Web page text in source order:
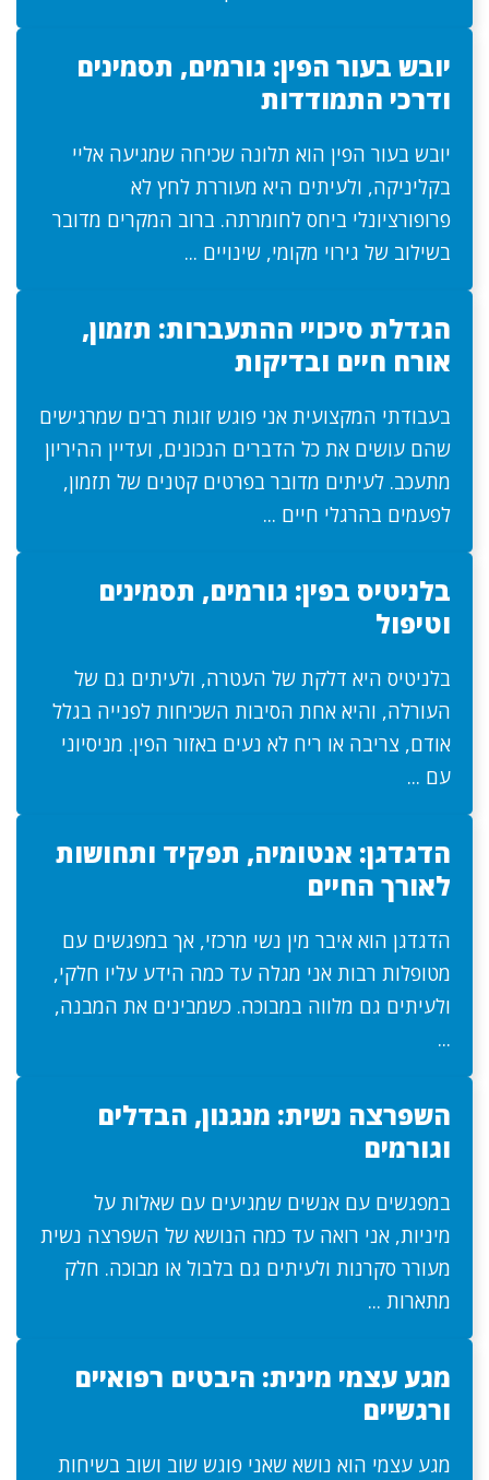
יובש בעור הפין: גורמים, תסמינים
ודרכי התמודדות
יובש בעור הפין הוא תלונה שכיחה שמגיעה אליי
בקליניקה, ולעיתים היא מעוררת לחץ לא
פרופורציונלי ביחס לחומרתה. ברוב המקרים מדובר
בשילוב של גירוי מקומי, שינויים ...
הגדלת סיכויי ההתעברות: תזמון,
אורח חיים ובדיקות
בעבודתי המקצועית אני פוגש זוגות רבים שמרגישים
שהם עושים את כל הדברים הנכונים, ועדיין ההיריון
מתעכב. לעיתים מדובר בפרטים קטנים של תזמון,
לפעמים בהרגלי חיים ...
בלניטיס בפין: גורמים, תסמינים
וטיפול
בלניטיס היא דלקת של העטרה, ולעיתים גם של
העורלה, והיא אחת הסיבות השכיחות לפנייה בגלל
אודם, צריבה או ריח לא נעים באזור הפין. מניסיוני
עם ...
הדגדגן: אנטומיה, תפקיד ותחושות
לאורך החיים
הדגדגן הוא איבר מין נשי מרכזי, אך במפגשים עם
מטופלות רבות אני מגלה עד כמה הידע עליו חלקי,
ולעיתים גם מלווה במבוכה. כשמבינים את המבנה,
...
השפרצה נשית: מנגנון, הבדלים
וגורמים
במפגשים עם אנשים שמגיעים עם שאלות על
מיניות, אני רואה עד כמה הנושא של השפרצה נשית
מעורר סקרנות ולעיתים גם בלבול או מבוכה. חלק
מתארות ...
מגע עצמי מינית: היבטים רפואיים
ורגשיים
מגע עצמי הוא נושא שאני פוגש שוב ושוב בשיחות